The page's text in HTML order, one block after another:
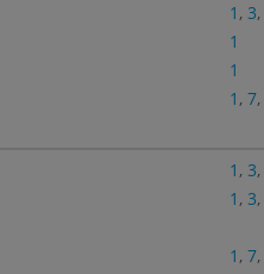
1 , 3,
1
1
1 , 7,
1 , 3,
1 , 3,
1 , 7,